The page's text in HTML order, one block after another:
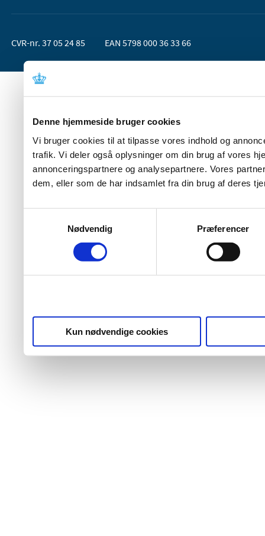
Denne hjemmeside bruger cookies
Vi bruger cookies til at tilpasse vores indhold og
trafik. Vi deler også oplysninger om din brug af vores
annonceringspartnere og analysepartnere. Vores
dem, eller som de har indsamlet fra din brug af deres
Nødvendig
Præferencer
Kun nødvendige cookies
CVR-nr. 37 05 24 85 EAN 5798 000 36 33 66